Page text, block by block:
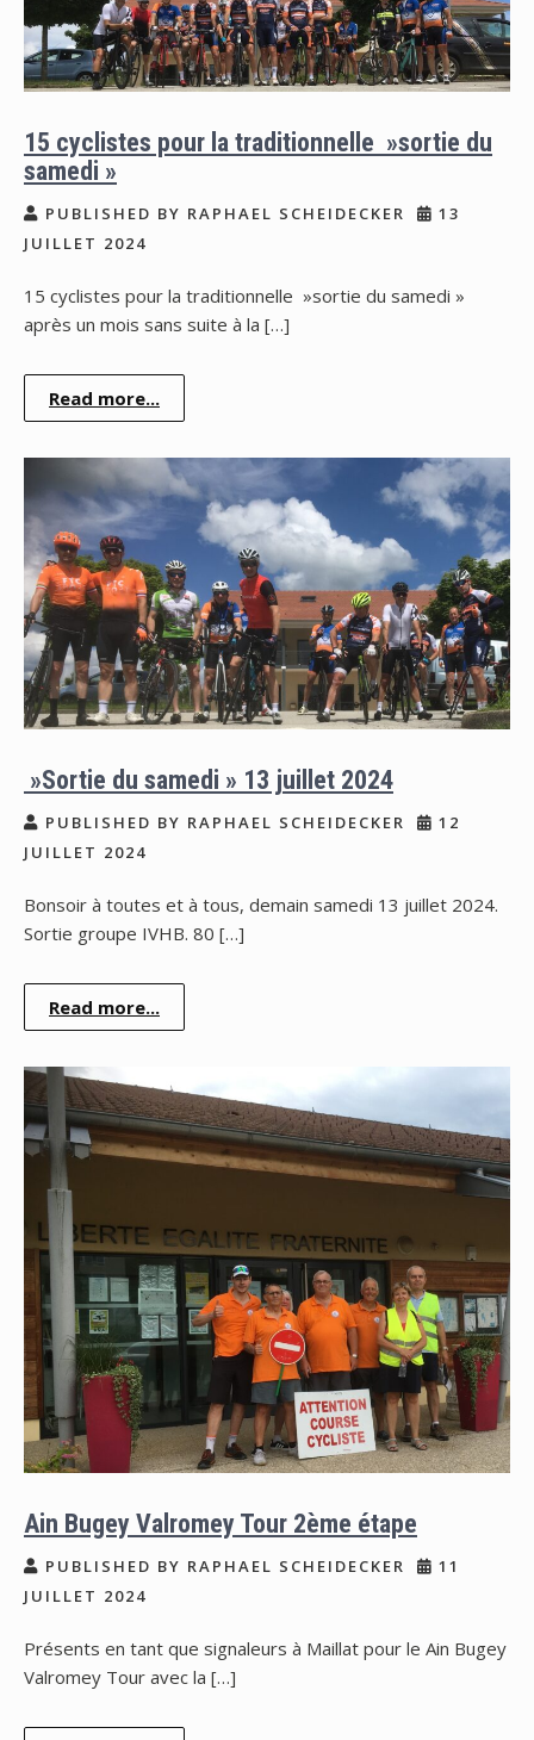
15 cyclistes pour la traditionnelle »sortie du
samedi »
PUBLISHED BY RAPHAEL SCHEIDECKER
13
JUILLET 2024
15 cyclistes pour la traditionnelle »sortie du samedi »
après un mois sans suite à la […]
Read more...
»Sortie du samedi » 13 juillet 2024
PUBLISHED BY RAPHAEL SCHEIDECKER
12
JUILLET 2024
Bonsoir à toutes et à tous, demain samedi 13 juillet 2024.
Sortie groupe IVHB. 80 […]
Read more...
Ain Bugey Valromey Tour 2ème étape
PUBLISHED BY RAPHAEL SCHEIDECKER
11
JUILLET 2024
Présents en tant que signaleurs à Maillat pour le Ain Bugey
Valromey Tour avec la […]